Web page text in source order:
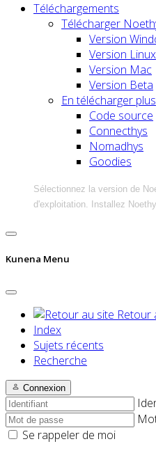
Téléchargements
Télécharger
Version
Version Linux
Version Mac
Version Beta
En télécharger plus
Code source
Connecthys
Nomadhys
Goodies
Sélectionnez la version de
d'exploitation. Installez
Kunena Menu
Retour
Index
Sujets récents
Recherche
Connexion
Se rappeler de moi